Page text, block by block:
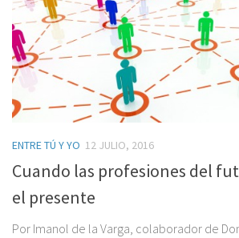
ENTRE TÚ Y YO 12 JULIO, 2016
Cuando las profesiones del
el presente
Por Imanol de la Varga, colaborador de